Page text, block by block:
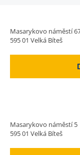
Masarykovo náměstí
595 01 Velká Bíteš
Masarykovo náměstí 5
595 01 Velká Bíteš